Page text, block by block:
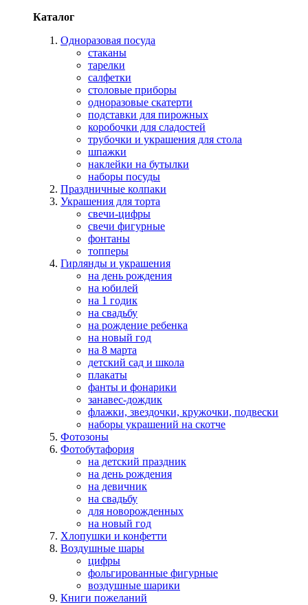
Каталог
Одноразовая посуда
стаканы
тарелки
салфетки
столовые приборы
одноразовые скатерти
подставки для пирожных
коробочки для сладостей
трубочки и украшения для стола
шпажки
наклейки на бутылки
наборы посуды
Праздничные колпаки
Украшения для торта
свечи-цифры
свечи фигурные
фонтаны
топперы
Гирлянды и украшения
на день рождения
на юбилей
на 1 годик
на свадьбу
на рождение ребенка
на новый год
на 8 марта
детский сад и школа
плакаты
фанты и фонарики
занавес-дождик
флажки, звездочки, кружочки, подвески
наборы украшений на скотче
Фотозоны
Фотобутафория
на детский праздник
на день рождения
на девичник
на свадьбу
для новорожденных
на новый год
Хлопушки и конфетти
Воздушные шары
цифры
фольгированные фигурные
воздушные шарики
Книги пожеланий